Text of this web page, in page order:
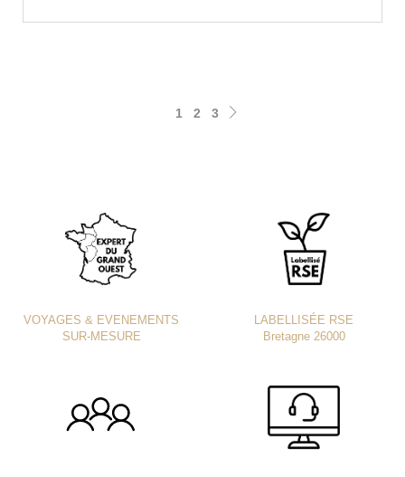
1 2 3
VOYAGES & EVENEMENTS
SUR-MESURE
LABELLISÉE RSE
Bretagne 26000